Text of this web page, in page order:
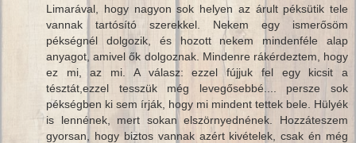
Limarával, hogy nagyon sok helyen az árult péksütik tele
vannak tartósító szerekkel. Nekem egy ismerősöm
pékségnél dolgozik, és hozott nekem mindenféle alap
anyagot, amivel ők dolgoznak. Mindenre rákérdeztem, hogy
ez mi, az mi. A válasz: ezzel fújjuk fel egy kicsit a
tésztát,ezzel tesszük még levegősebbé.... persze sok
pékségben ki sem írják, hogy mi mindent tettek bele. Hülyék
is lennének, mert sokan elszörnyednének. Hozzáteszem
gyorsan, hogy biztos vannak azért kivételek, csak én még